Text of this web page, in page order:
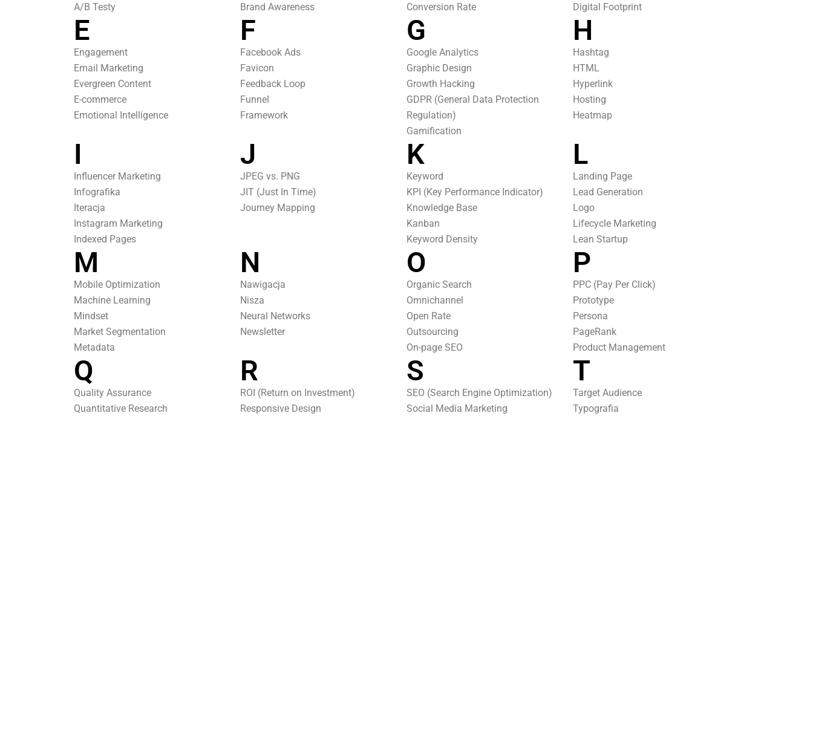
A/B Testy
Brand Awareness
Conversion Rate
Digital Footprint
E
Engagement
Email Marketing
Evergreen Content
E-commerce
Emotional Intelligence
F
Facebook Ads
Favicon
Feedback Loop
Funnel
Framework
G
Google Analytics
Graphic Design
Growth Hacking
GDPR (General Data Protection
Regulation)
Gamification
H
Hashtag
HTML
Hyperlink
Hosting
Heatmap
I
Influencer Marketing
Infografika
Iteracja
Instagram Marketing
Indexed Pages
J
JPEG vs. PNG
JIT (Just In Time)
Journey Mapping
K
Keyword
KPI (Key Performance Indicator)
Knowledge Base
Kanban
Keyword Density
L
Landing Page
Lead Generation
Logo
Lifecycle Marketing
Lean Startup
M
Mobile Optimization
Machine Learning
Mindset
Market Segmentation
Metadata
N
Nawigacja
Nisza
Neural Networks
Newsletter
O
Organic Search
Omnichannel
Open Rate
Outsourcing
On-page SEO
P
PPC (Pay Per Click)
Prototype
Persona
PageRank
Product Management
Q
Quality Assurance
Quantitative Research
R
ROI (Return on Investment)
Responsive Design
S
SEO (Search Engine Optimization)
Social Media Marketing
T
Target Audience
Typografia